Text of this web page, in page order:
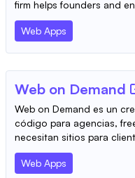
firm helps founders and
Web Apps
Web on Demand
Web on Demand es un
código para agencias,
necesitan sitios para
Web Apps